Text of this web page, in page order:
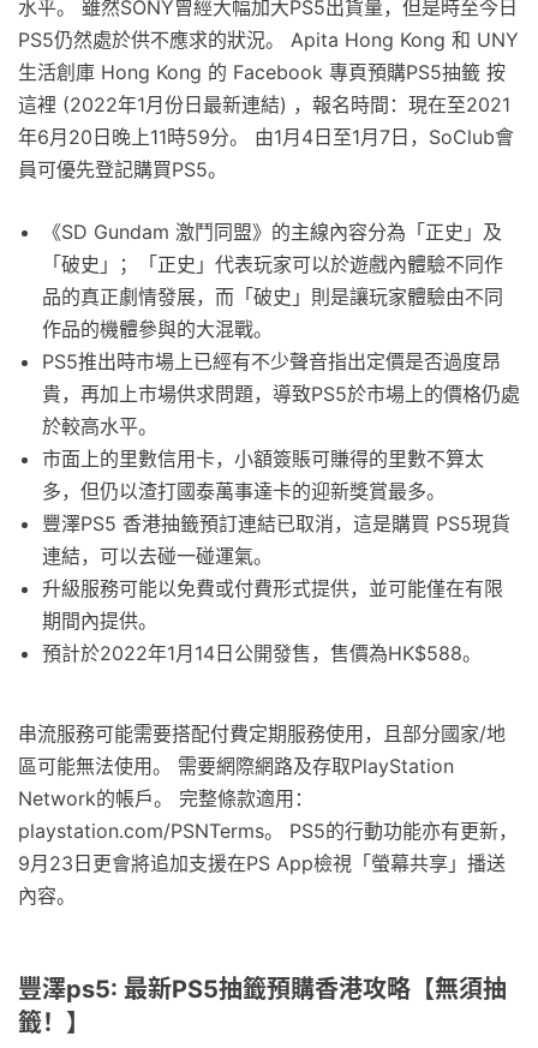
水平。 雖然SONY曾經大幅加大PS5出貨量，但是時至今日
PS5仍然處於供不應求的狀況。 Apita Hong Kong 和 UNY
生活創庫 Hong Kong 的 Facebook 專頁預購PS5抽籤 按
這裡 (2022年1月份日最新連結) ，報名時間：現在至2021
年6月20日晚上11時59分。 由1月4日至1月7日，SoClub會
員可優先登記購買PS5。
《SD Gundam 激鬥同盟》的主線內容分為「正史」及
「破史」；「正史」代表玩家可以於遊戲內體驗不同作
品的真正劇情發展，而「破史」則是讓玩家體驗由不同
作品的機體參與的大混戰。
PS5推出時市場上已經有不少聲音指出定價是否過度昂
貴，再加上市場供求問題，導致PS5於市場上的價格仍處
於較高水平。
市面上的里數信用卡，小額簽賬可賺得的里數不算太
多，但仍以渣打國泰萬事達卡的迎新獎賞最多。
豐澤PS5 香港抽籤預訂連結已取消，這是購買 PS5現貨
連結，可以去碰一碰運氣。
升級服務可能以免費或付費形式提供，並可能僅在有限
期間內提供。
預計於2022年1月14日公開發售，售價為HK$588。
串流服務可能需要搭配付費定期服務使用，且部分國家/地
區可能無法使用。 需要網際網路及存取PlayStation
Network的帳戶。 完整條款適用：
playstation.com/PSNTerms。 PS5的行動功能亦有更新，
9月23日更會將追加支援在PS App檢視「螢幕共享」播送
內容。
豐澤ps5: 最新PS5抽籤預購香港攻略【無須抽
籤！】